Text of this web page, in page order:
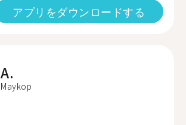
アプリをダウンロードする
A.
Maykop